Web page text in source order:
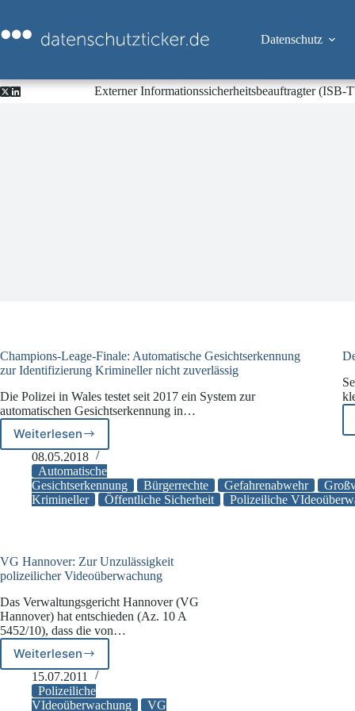
springen
Datenschutz
Externer Informationssicherheitsbeauftragter (ISB-
Champions-Leage-Finale: Automatische Gesichtserkennung
zur Identifizierung Krimineller nicht zuverlässig
Die Polizei in Wales testet seit 2017 ein System zur
automatischen Gesichtserkennung in…
WeiterlesenChampions-
Leage-
Finale:
Automatische
Gesichtserkennung
nicht
zuverlässig
08.05.2018
Automatische
Gesichtserkennung
Bürgerrechte Gefahrenabwehr
Krimineller
Öffentliche Sicherheit Polizeiliche
VG Hannover: Zur Unzulässigkeit
polizeilicher Videoüberwachung
Das Verwaltungsgericht Hannover (VG
Hannover) hat entschieden (Az. 10 A
5452/10), dass die von…
Weiterlesen
VG
Hannover:
Zur
Unzulässigkeit
15.07.2011
Polizeiliche
VIdeoüberwachung
VG